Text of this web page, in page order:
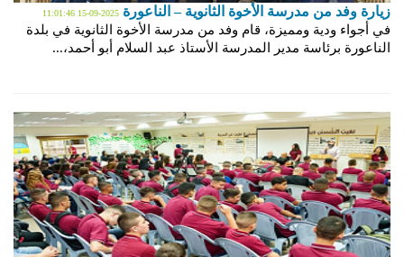
زيارة وفد من مدرسة الأخوة الثانوية – الناعورة 2025-09-15 11:01:46
في أجواء ودية ومميزة، قام وفد من مدرسة الأخوة الثانوية في بلدة
الناعورة برئاسة مدير المدرسة الأستاذ عبد السلام أبو أحمد،...